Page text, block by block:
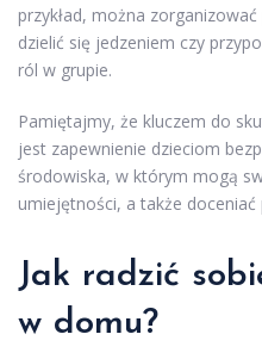
przykład, można
dzielić się jedzeniem czy
ról w grupie.
Pamiętajmy, że kluczem do
jest zapewnienie dzieciom
środowiska, w którym mogą
umiejętności, a także
Jak radzić
w domu?